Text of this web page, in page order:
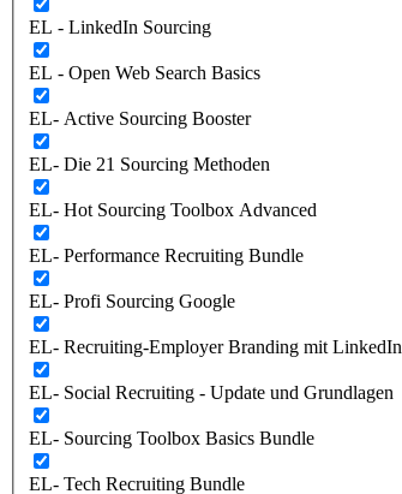
EL - LinkedIn Sourcing
EL - Open Web Search Basics
EL- Active Sourcing Booster
EL- Die 21 Sourcing Methoden
EL- Hot Sourcing Toolbox Advanced
EL- Performance Recruiting Bundle
EL- Profi Sourcing Google
EL- Recruiting-Employer Branding mit LinkedIn
EL- Social Recruiting - Update und Grundlagen
EL- Sourcing Toolbox Basics Bundle
EL- Tech Recruiting Bundle